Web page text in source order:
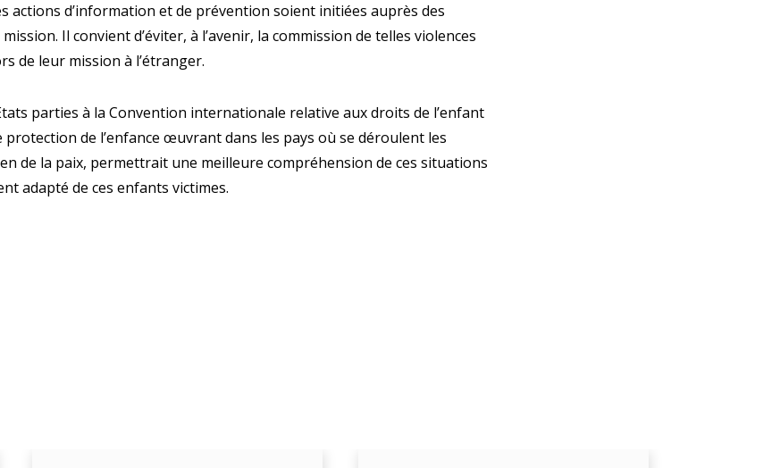
actions d’information et de prévention soient initiées auprès des
Il convient d’éviter, à l’avenir, la commission de telles violences
de leur mission à l’étranger.
parties à la Convention internationale relative aux droits de l’enfant
protection de l’enfance œuvrant dans les pays où se déroulent les
de la paix, permettrait une meilleure compréhension de ces situations
adapté de ces enfants victimes.